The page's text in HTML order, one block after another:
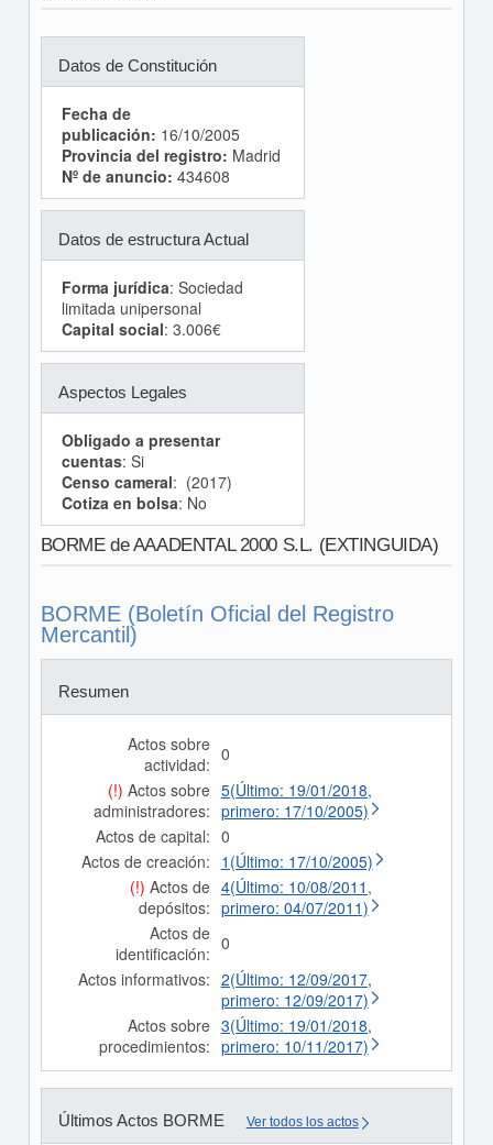
Datos de Constitución
Fecha de
publicación: 16/10/2005
Provincia del registro: Madrid
Nº de anuncio: 434608
Datos de estructura Actual
Forma jurídica: Sociedad
limitada unipersonal
Capital social: 3.006€
Aspectos Legales
Obligado a presentar
cuentas: Si
Censo cameral: (2017)
Cotiza en bolsa: No
BORME de AAADENTAL 2000 S.L. (EXTINGUIDA)
BORME (Boletín Oficial del Registro
Mercantil)
Resumen
Actos sobre
actividad: 0
(!) Actos sobre
administradores:
5(Último: 19/01/2018,
primero: 17/10/2005)
Actos de capital: 0
Actos de creación: 1(Último: 17/10/2005)
(!) Actos de
depósitos:
4(Último: 10/08/2011,
primero: 04/07/2011)
Actos de
identificación: 0
Actos informativos: 2(Último: 12/09/2017,
primero: 12/09/2017)
Actos sobre
procedimientos:
3(Último: 19/01/2018,
primero: 10/11/2017)
Últimos Actos BORME Ver todos los actos